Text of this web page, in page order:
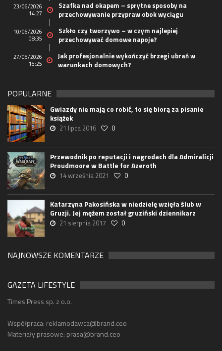
23/06/2026
14:27
Szafka nad okapem – sprytne sposoby na
przechowywanie przypraw obok wyciągu
10/06/2026
08:35
Szkło czy tworzywo – w czym najlepiej
przechowywać domowe napoje?
27/05/2026
15:25
Jak profesjonalnie wykończyć brzegi ubrań w
warunkach domowych?
POPULARNE
Gwiazdy nie mają co robić, to się biorą za pisanie
książek
21 lipca 2016 0
Przewodnik po reputacji i nagrodach dla Admiralicji
Proudmoore w Battle for Azeroth
14 września 2021 0
Katarzyna Pakosińska w niedzielę wzięła ślub w
Gruzji. Jej mężem został gruziński dziennikarz
21 sierpnia 2017 0
NAJNOWSZE KOMENTARZE
GAZETA LIFESTYLE
Times Press sp. z o.o.
Współpraca: reklamodawca@brand.ceo
Materiały prasowe: prasa@brand.ceo